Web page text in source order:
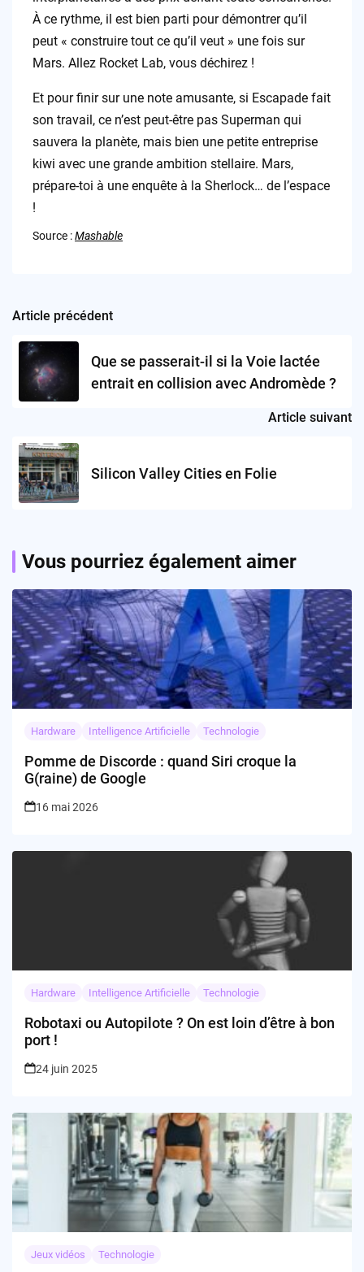
À ce rythme, il est bien parti pour démontrer qu’il
peut « construire tout ce qu’il veut » une fois sur
Mars. Allez Rocket Lab, vous déchirez !
Et pour finir sur une note amusante, si Escapade fait
son travail, ce n’est peut-être pas Superman qui
sauvera la planète, mais bien une petite entreprise
kiwi avec une grande ambition stellaire. Mars,
prépare-toi à une enquête à la Sherlock… de l’espace
!
Source :Mashable
Post
navigation
Article précédent
Que se passerait-il si la Voie lactée
entrait en collision avec Andromède ?
Article suivant
Silicon Valley Cities en Folie
Vous pourriez également aimer
Hardware Intelligence Artificielle Technologie
Pomme de Discorde : quand Siri croque la
G(raine) de Google
16 mai 2026
Hardware Intelligence Artificielle Technologie
Robotaxi ou Autopilote ? On est loin d’être à bon
port !
24 juin 2025
Jeux vidéos Technologie